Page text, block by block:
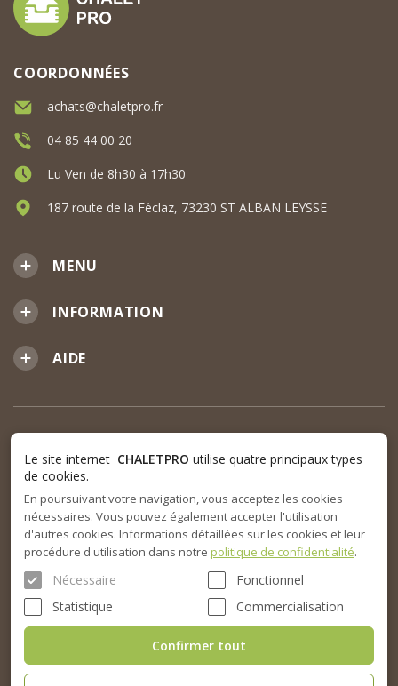
MENU
INFORMATION
AIDE
COORDONNÉES
achats@chaletpro.fr
04 85 44 00 20
Lu Ven de 8h30 à 17h30
187 route de la Féclaz, 73230 ST ALBAN LEYSSE
Le site internet CHALETPRO utilise quatre principaux types
de cookies.
En poursuivant votre navigation, vous acceptez les cookies
nécessaires. Vous pouvez également accepter l'utilisation
d'autres cookies. Informations détaillées sur les cookies et leur
procédure d'utilisation dans notre politique de confidentialité.
Nécessaire
Fonctionnel
Statistique
Commercialisation
Confirmer tout